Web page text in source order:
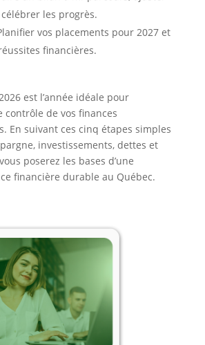
les progrès.
vos placements pour 2027 et
financières.
est l’année idéale pour
contrôle de vos finances
En suivant ces cinq étapes simples
investissements, dettes et
poserez les bases d’une
financière durable au Québec.